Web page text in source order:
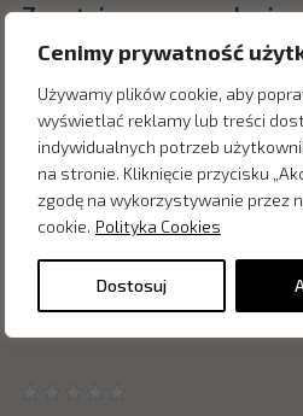
Cenimy prywatność
Używamy plików cookie, aby
wyświetlać reklamy lub treści
indywidualnych potrzeb
na stronie. Kliknięcie przycisku
zgodę na wykorzystywanie przez
cookie. Polityka Cookies
Dostosuj
Zapytaj o cenę w salonie: